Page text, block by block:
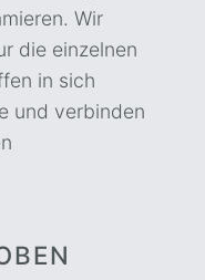
Wir
die einzelnen
in sich
und verbinden